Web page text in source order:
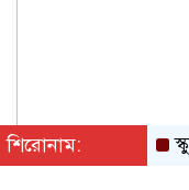
শিরোনাম: স্কুলে